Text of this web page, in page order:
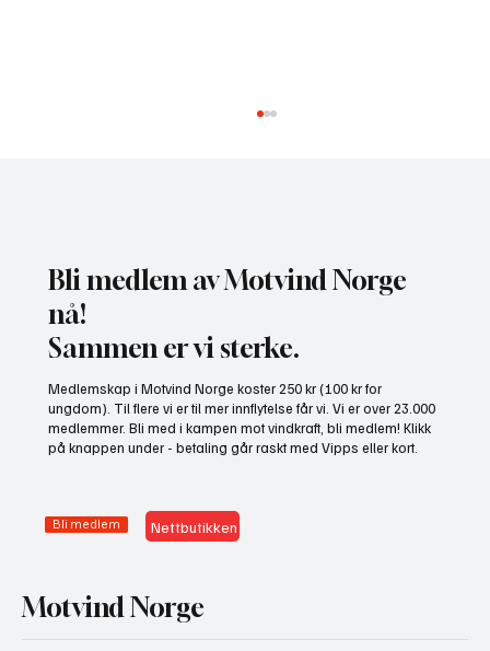
oss på stand i Elverum
Bli medlem av Motvind Norge
nå!
Sammen er vi sterke.
Medlemskap i Motvind Norge koster 250 kr (100 kr for
ungdom). Til flere vi er til mer innflytelse får vi. Vi er over 23.000
medlemmer. Bli med i kampen mot vindkraft, bli medlem! Klikk
på knappen under - betaling går raskt med Vipps eller kort.
Bli medlem Nettbutikken
Motvind Norge